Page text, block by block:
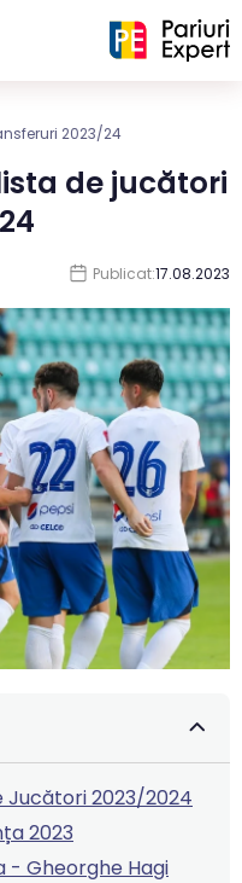
2023/24
de jucători
Publicat:17.08.2023
Jucători 2023/2024
2023
- Gheorghe Hagi